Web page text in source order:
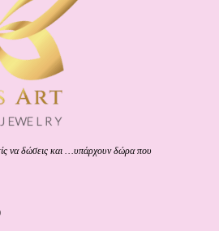
να δώσεις και …υπάρχουν δώρα που